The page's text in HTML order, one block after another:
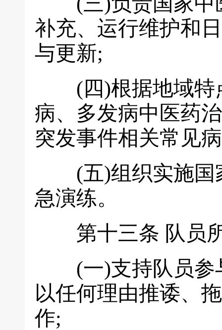
补充、运行维护和
与更新;
(四)根据地域特
病、多发病中医药
突发事件相关常见
(五)组织实施国
急演练。
第十三条 队员
(一)支持队员参
以任何理由推诿、
作;